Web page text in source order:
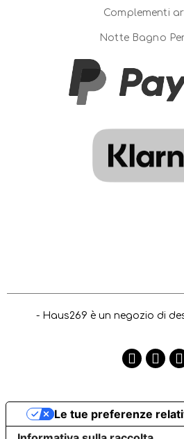
Complementi
Notte Bagno
- Haus269 è un negozio di
Le tue preferenze